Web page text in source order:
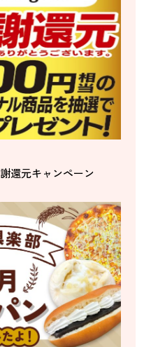
還元キャンペーン